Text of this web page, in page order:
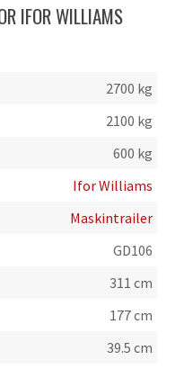
IFOR WILLIAMS
2700 kg
2100 kg
600 kg
Ifor Williams
Maskintrailer
GD106
311 cm
177 cm
39.5 cm